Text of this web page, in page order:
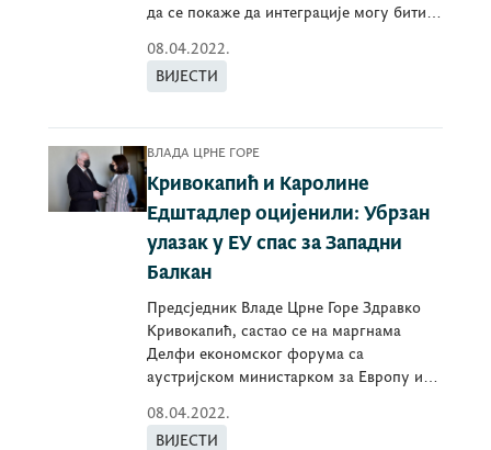
да се покаже да интеграције могу бити
08.04.2022.
ВИЈЕСТИ
ВЛАДА ЦРНЕ ГОРЕ
Кривокапић и Каролине
Едштадлер оцијенили: Убрзан
улазак у ЕУ спас за Западни
Балкан
Предсједник Владе Црне Горе Здравко
Кривокапић, састао се на маргнама
Делфи економског форума са
аустријском министарком за Европу и
08.04.2022.
ВИЈЕСТИ